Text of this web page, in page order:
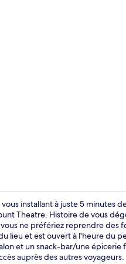
installant à juste 5 minutes
Theatre. Histoire de vous
ne préfériez reprendre des
lieu et est ouvert à l'heure du
et un snack-bar/une épicerie
auprès des autres